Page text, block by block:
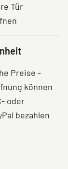
Tür
Preise -
können
oder
bezahlen